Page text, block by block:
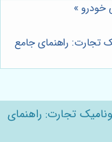
خودرو »
تجارت: راهنمای جامع
تجارت: راهنمای